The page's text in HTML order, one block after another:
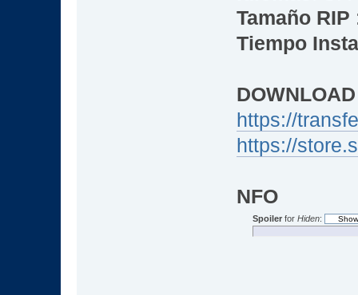
Tamaño RIP
Tiempo
DOWNLOAD
https://
https://
NFO
Spoilerfor Hiden: